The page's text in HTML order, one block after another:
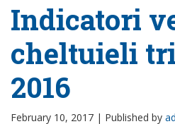
Indicatori
cheltuieli
2016
February 10, 2017 | Published by